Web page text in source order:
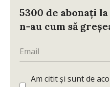
5300 de abonați
n-au cum să
Am citit și sunt de